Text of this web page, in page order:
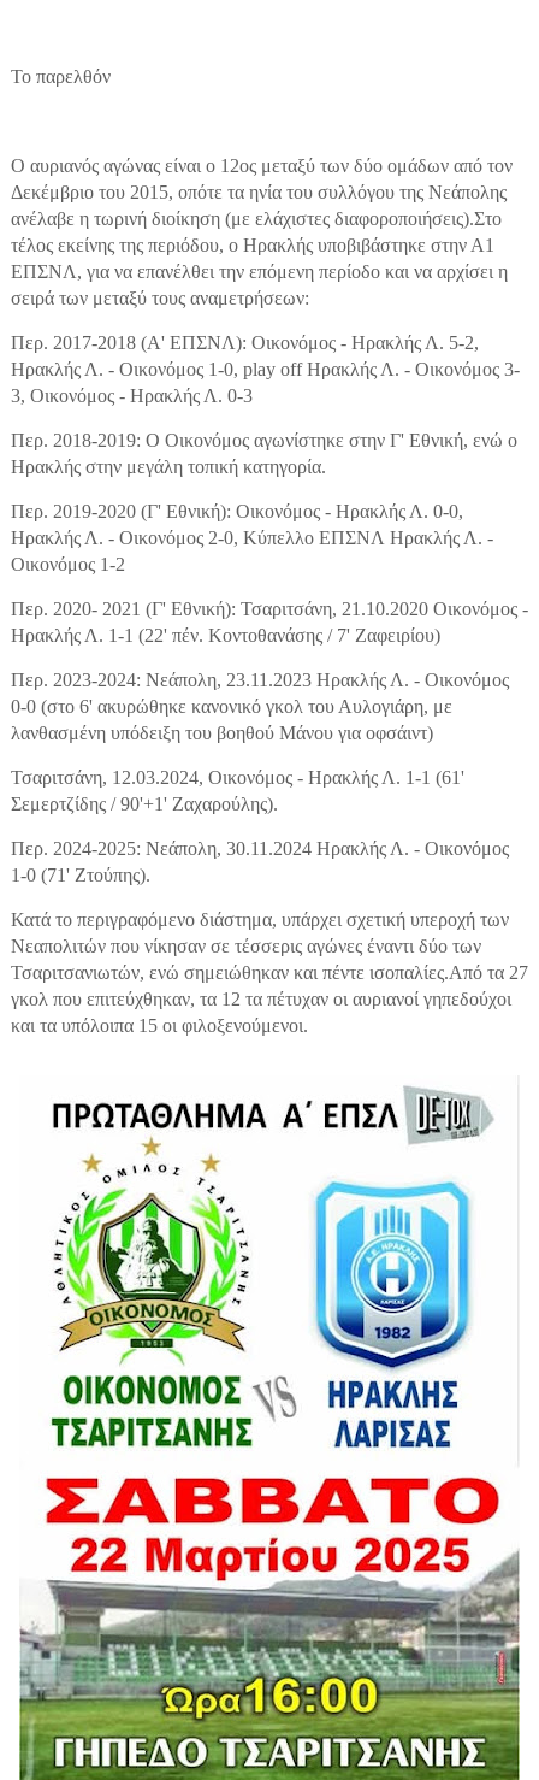
Το παρελθόν
Ο αυριανός αγώνας είναι ο 12ος μεταξύ των δύο ομάδων από τον
Δεκέμβριο του 2015, οπότε τα ηνία του συλλόγου της Νεάπολης
ανέλαβε η τωρινή διοίκηση (με ελάχιστες διαφοροποιήσεις).Στο
τέλος εκείνης της περιόδου, ο Ηρακλής υποβιβάστηκε στην Α1
ΕΠΣΝΛ, για να επανέλθει την επόμενη περίοδο και να αρχίσει η
σειρά των μεταξύ τους αναμετρήσεων:
Περ. 2017-2018 (Α' ΕΠΣΝΛ): Οικονόμος - Ηρακλής Λ. 5-2,
Ηρακλής Λ. - Οικονόμος 1-0, play off Ηρακλής Λ. - Οικονόμος 3-
3, Οικονόμος - Ηρακλής Λ. 0-3
Περ. 2018-2019: Ο Οικονόμος αγωνίστηκε στην Γ' Εθνική, ενώ ο
Ηρακλής στην μεγάλη τοπική κατηγορία.
Περ. 2019-2020 (Γ' Εθνική): Οικονόμος - Ηρακλής Λ. 0-0,
Ηρακλής Λ. - Οικονόμος 2-0, Κύπελλο ΕΠΣΝΛ Ηρακλής Λ. -
Οικονόμος 1-2
Περ. 2020- 2021 (Γ' Εθνική): Τσαριτσάνη, 21.10.2020 Οικονόμος -
Ηρακλής Λ. 1-1 (22' πέν. Κοντοθανάσης / 7' Ζαφειρίου)
Περ. 2023-2024: Νεάπολη, 23.11.2023 Ηρακλής Λ. - Οικονόμος
0-0 (στο 6' ακυρώθηκε κανονικό γκολ του Αυλογιάρη, με
λανθασμένη υπόδειξη του βοηθού Μάνου για οφσάιντ)
Τσαριτσάνη, 12.03.2024, Οικονόμος - Ηρακλής Λ. 1-1 (61'
Σεμερτζίδης / 90'+1' Ζαχαρούλης).
Περ. 2024-2025: Νεάπολη, 30.11.2024 Ηρακλής Λ. - Οικονόμος
1-0 (71' Ζτούπης).
Κατά το περιγραφόμενο διάστημα, υπάρχει σχετική υπεροχή των
Νεαπολιτών που νίκησαν σε τέσσερις αγώνες έναντι δύο των
Τσαριτσανιωτών, ενώ σημειώθηκαν και πέντε ισοπαλίες.Από τα 27
γκολ που επιτεύχθηκαν, τα 12 τα πέτυχαν οι αυριανοί γηπεδούχοι
και τα υπόλοιπα 15 οι φιλοξενούμενοι.